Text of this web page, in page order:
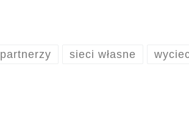
partnerzy sieci własne